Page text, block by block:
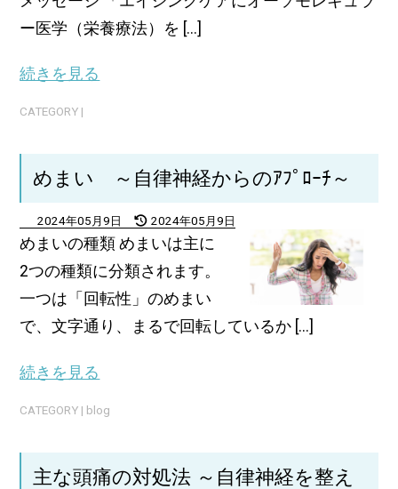
ー医学（栄養療法）を [...]
続きを見る
CATEGORY |
めまい ～自律神経からのｱﾌﾟﾛｰﾁ～
2024年05月9日 2024年05月9日
めまいの種類 めまいは主に
2つの種類に分類されます。
一つは「回転性」のめまい
で、文字通り、まるで回転しているか [...]
続きを見る
CATEGORY | blog
主な頭痛の対処法 ～自律神経を整え